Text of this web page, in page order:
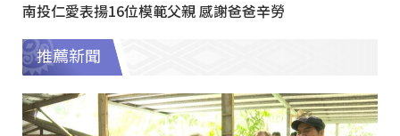
南投仁愛表揚16位模範父親 感謝爸爸辛勞
推薦新聞